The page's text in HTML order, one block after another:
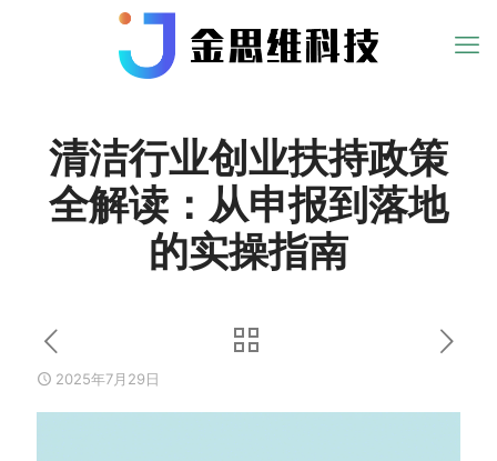
清洁行业创业扶持政策
全解读：从申报到落地
的实操指南
2025年7月29日